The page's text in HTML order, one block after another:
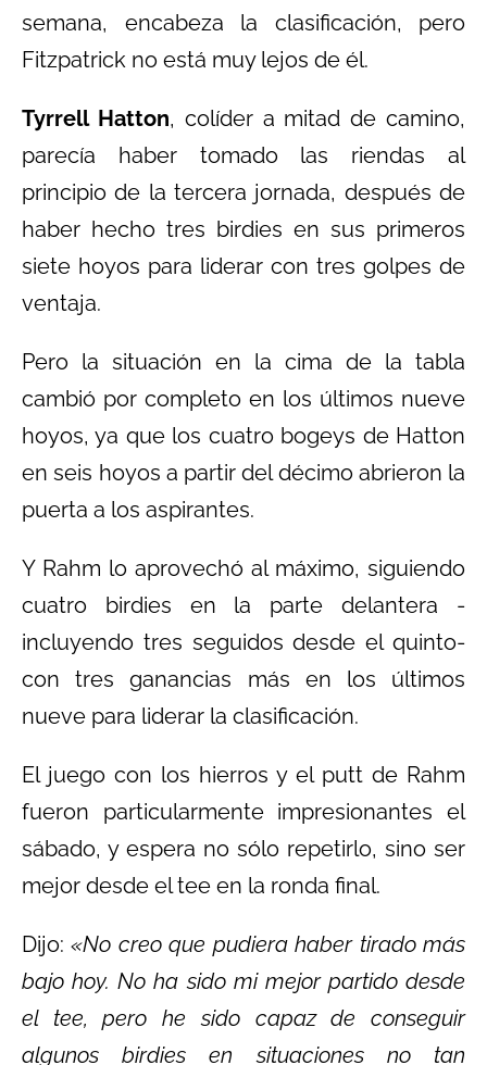
semana, encabeza la clasificación, pero
Fitzpatrick no está muy lejos de él.
Tyrrell Hatton, colíder a mitad de camino,
parecía haber tomado las riendas al
principio de la tercera jornada, después de
haber hecho tres birdies en sus primeros
siete hoyos para liderar con tres golpes de
ventaja.
Pero la situación en la cima de la tabla
cambió por completo en los últimos nueve
hoyos, ya que los cuatro bogeys de Hatton
en seis hoyos a partir del décimo abrieron la
puerta a los aspirantes.
Y Rahm lo aprovechó al máximo, siguiendo
cuatro birdies en la parte delantera -
incluyendo tres seguidos desde el quinto-
con tres ganancias más en los últimos
nueve para liderar la clasificación.
El juego con los hierros y el putt de Rahm
fueron particularmente impresionantes el
sábado, y espera no sólo repetirlo, sino ser
mejor desde el tee en la ronda final.
Dijo: «No creo que pudiera haber tirado más
bajo hoy. No ha sido mi mejor partido desde
el tee, pero he sido capaz de conseguir
algunos birdies en situaciones no tan